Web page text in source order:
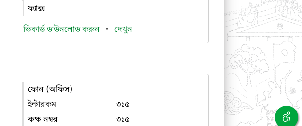
ফ্যাক্স
ভিকার্ড ডাউনলোড করুন • দেখুন
ফোন (অফিস)
ইন্টারকম
৩১৫
কক্ষ নম্বর
৩১৫